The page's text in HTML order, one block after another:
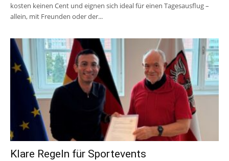
kosten keinen Cent und eignen sich ideal für einen Tagesausflug –
allein, mit Freunden oder der...
Klare Regeln für Sportevents